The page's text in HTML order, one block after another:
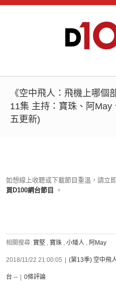
《空中飛人：飛機上哪個
11集 主持：寶珠、阿May
五更新)
如想線上收聽或下載節目重溫，請立即
買D100網台節目
。
相關搜尋: 寶堅 , 寶珠 , 小矮人 , 阿May
2018/11/22 21:00:05 (第13季) 空中飛
台 -- 0條評論